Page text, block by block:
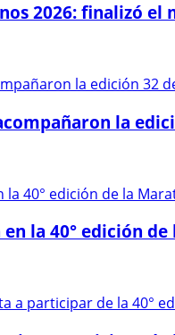
2026: finalizó el
la
la 40° edición de